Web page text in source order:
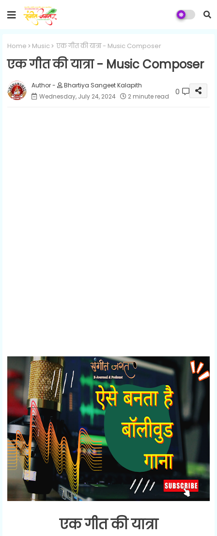
Home Music एक गीत की यात्रा - Music Composer
एक गीत की यात्रा - Music Composer
Bhartiya Sangeet Kalapith
Wednesday, July 24, 2024
2 minute read 0
एक गीत की यात्रा